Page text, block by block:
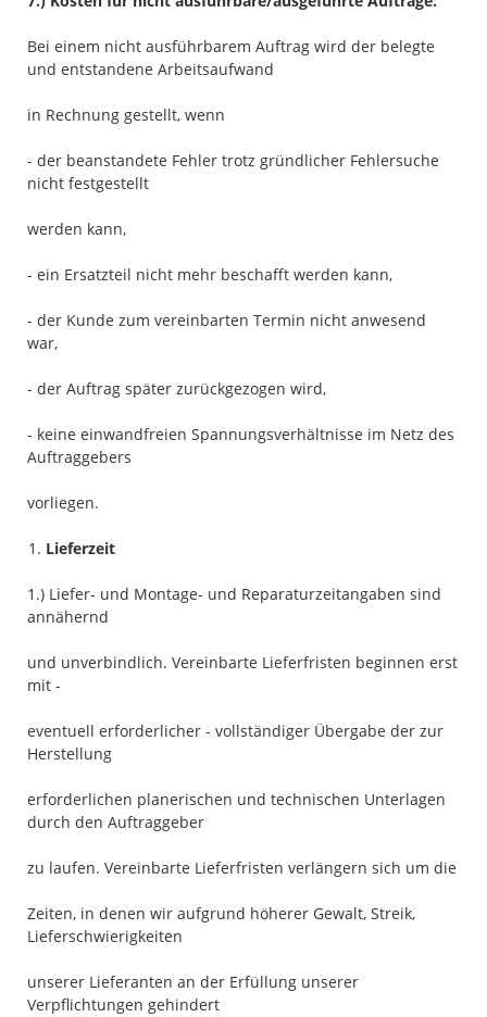
Bei einem nicht ausführbarem Auftrag wird der belegte
und entstandene Arbeitsaufwand
in Rechnung gestellt, wenn
- der beanstandete Fehler trotz gründlicher Fehlersuche
nicht festgestellt
werden kann,
- ein Ersatzteil nicht mehr beschafft werden kann,
- der Kunde zum vereinbarten Termin nicht anwesend
war,
- der Auftrag später zurückgezogen wird,
- keine einwandfreien Spannungsverhältnisse im Netz des
Auftraggebers
vorliegen.
Lieferzeit
1.) Liefer- und Montage- und Reparaturzeitangaben sind
annähernd
und unverbindlich. Vereinbarte Lieferfristen beginnen erst
mit -
eventuell erforderlicher - vollständiger Übergabe der zur
Herstellung
erforderlichen planerischen und technischen Unterlagen
durch den Auftraggeber
zu laufen. Vereinbarte Lieferfristen verlängern sich um die
Zeiten, in denen wir aufgrund höherer Gewalt, Streik,
Lieferschwierigkeiten
unserer Lieferanten an der Erfüllung unserer
Verpflichtungen gehindert